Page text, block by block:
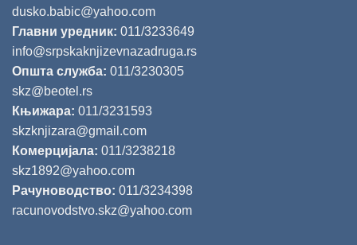
dusko.babic@yahoo.com
Главни уредник: 011/3233649
info@srpskaknjizevnazadruga.rs
Општа служба: 011/3230305
skz@beotel.rs
Књижара: 011/3231593
skzknjizara@gmail.com
Комерцијала: 011/3238218
skz1892@yahoo.com
Рачуноводство: 011/3234398
racunovodstvo.skz@yahoo.com